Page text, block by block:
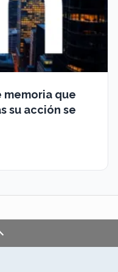
que
su acción se